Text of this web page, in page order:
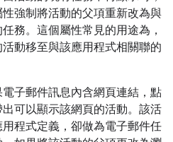
強制將活動的父項重新改為與
務。這個屬性常見的用途為，
動移至與該應用程式相關聯的
子郵件訊息內含網頁連結，點
可以顯示該網頁的活動。該活
程式定義，卻做為電子郵件任